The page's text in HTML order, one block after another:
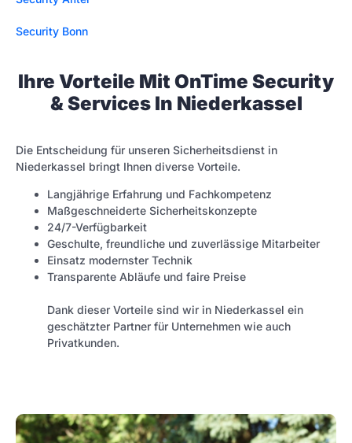
Security Bonn
Ihre Vorteile Mit OnTime Security
& Services In Niederkassel
Die Entscheidung für unseren Sicherheitsdienst in
Niederkassel bringt Ihnen diverse Vorteile.
Langjährige Erfahrung und Fachkompetenz
Maßgeschneiderte Sicherheitskonzepte
24/7-Verfügbarkeit
Geschulte, freundliche und zuverlässige Mitarbeiter
Einsatz modernster Technik
Transparente Abläufe und faire Preise
Dank dieser Vorteile sind wir in Niederkassel ein
geschätzter Partner für Unternehmen wie auch
Privatkunden.